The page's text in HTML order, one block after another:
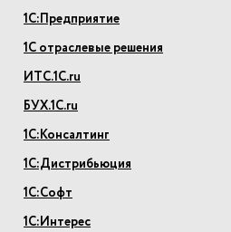
1С:Предприятие
1С отраслевые решения
ИТС.1С.ru
БУХ.1С.ru
1С:Консалтинг
1С:Дистрибьюция
1С:Софт
1С:Интерес